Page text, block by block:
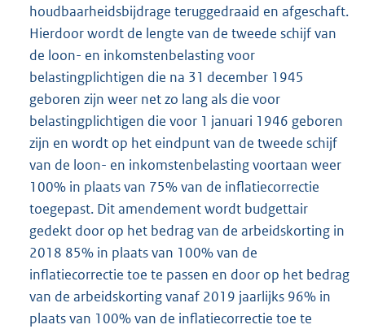
houdbaarheidsbijdrage teruggedraaid en afgeschaft.
Hierdoor wordt de lengte van de tweede schijf van
de loon- en inkomstenbelasting voor
belastingplichtigen die na 31 december 1945
geboren zijn weer net zo lang als die voor
belastingplichtigen die voor 1 januari 1946 geboren
zijn en wordt op het eindpunt van de tweede schijf
van de loon- en inkomstenbelasting voortaan weer
100% in plaats van 75% van de inflatiecorrectie
toegepast. Dit amendement wordt budgettair
gedekt door op het bedrag van de arbeidskorting in
2018 85% in plaats van 100% van de
inflatiecorrectie toe te passen en door op het bedrag
van de arbeidskorting vanaf 2019 jaarlijks 96% in
plaats van 100% van de inflatiecorrectie toe te